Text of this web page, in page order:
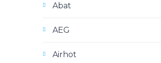
Abat
AEG
Airhot